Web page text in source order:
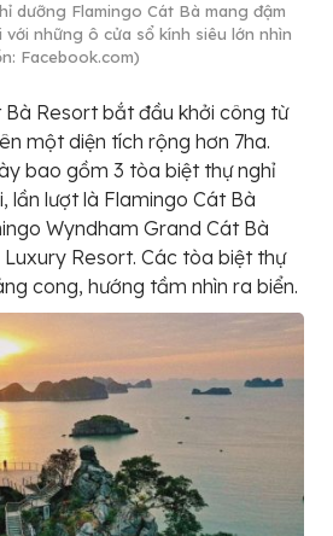
dưỡng Flamingo Cát Bà mang đậm
những ô cửa sổ kính siêu lớn nhìn
Facebook.com)
Bà Resort bắt đầu khởi công từ
một diện tích rộng hơn 7ha.
bao gồm 3 tòa biệt thự nghỉ
lần lượt là Flamingo Cát Bà
Wyndham Grand Cát Bà
Resort. Các tòa biệt thự
cong, hướng tầm nhìn ra biển.